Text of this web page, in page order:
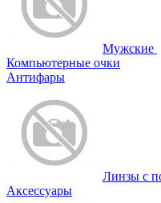
Мужские
Компьютерные очки
Антифары
Линзы с
Аксессуары